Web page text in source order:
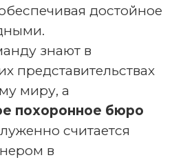
достойное
знают в
представительствах
миру, а
похоронное бюро
считается
в